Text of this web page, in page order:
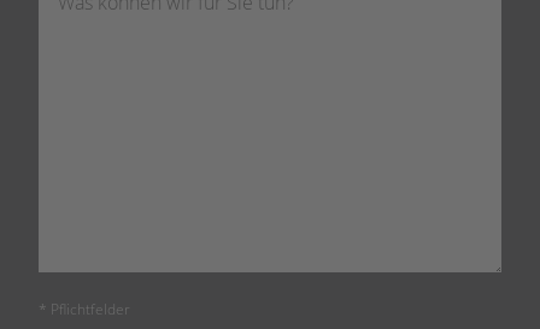
* Pflichtfelder